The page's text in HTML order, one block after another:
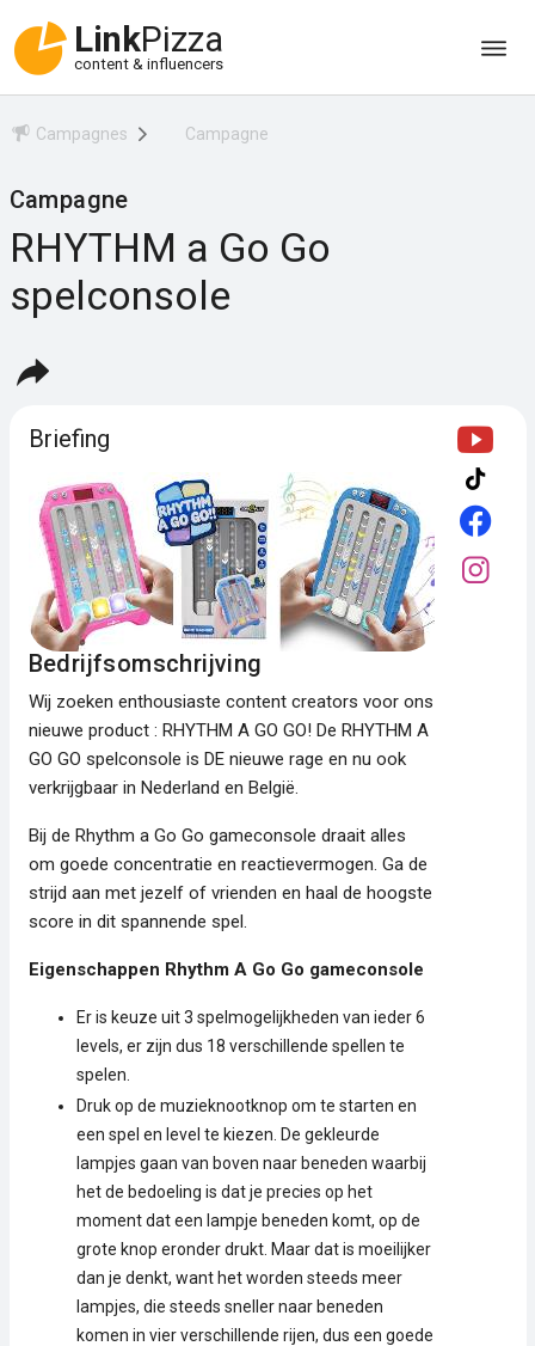
LinkPizza
content & influencers
Campagnes Campagne
Campagne
RHYTHM a Go Go
spelconsole
Briefing
Bedrijfsomschrijving
Wij zoeken enthousiaste content creators voor ons
nieuwe product : RHYTHM A GO GO! De RHYTHM A
GO GO spelconsole is DE nieuwe rage en nu ook
verkrijgbaar in Nederland en België.
Bij de Rhythm a Go Go gameconsole draait alles
om goede concentratie en reactievermogen. Ga de
strijd aan met jezelf of vrienden en haal de hoogste
score in dit spannende spel.
Eigenschappen Rhythm A Go Go gameconsole
Er is keuze uit 3 spelmogelijkheden van ieder 6
levels, er zijn dus 18 verschillende spellen te
spelen.
Druk op de muzieknootknop om te starten en
een spel en level te kiezen. De gekleurde
lampjes gaan van boven naar beneden waarbij
het de bedoeling is dat je precies op het
moment dat een lampje beneden komt, op de
grote knop eronder drukt. Maar dat is moeilijker
dan je denkt, want het worden steeds meer
lampjes, die steeds sneller naar beneden
komen in vier verschillende rijen, dus een goede